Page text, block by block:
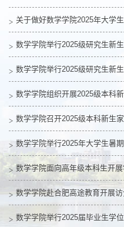
数学学院举行2025级研究生新
数学学院举行2025级研究生新
数学学院组织开展2025级本科
数学学院召开2025级本科新生
数学学院赴合肥高途教育开展
数学学院举行2025届毕业生学